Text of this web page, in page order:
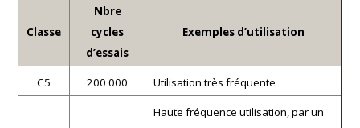
Classe
Nbre
cycles
d’essais
Exemples d’utilisation
C5 200 000 Utilisation très fréquente
Haute fréquence utilisation, par un